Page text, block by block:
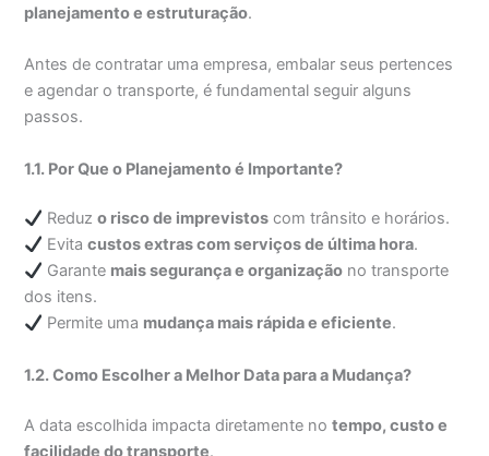
planejamento e estruturação.
Antes de contratar uma empresa, embalar seus pertences
e agendar o transporte, é fundamental seguir alguns
passos.
1.1. Por Que o Planejamento é Importante?
Reduzo risco de imprevistos com trânsito e horários.
Evitacustos extras com serviços de última hora.
Garante mais segurança e organização no transporte
dos itens.
Permite uma mudança mais rápida e eficiente.
1.2. Como Escolher a Melhor Data para a Mudança?
A data escolhida impacta diretamente notempo, custo e
facilidade do transporte.